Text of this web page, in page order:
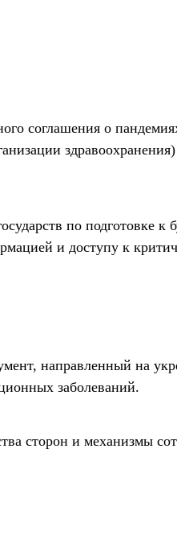
соглашения о
по подготовке
и доступу к
направленный на
заболеваний.
сторон и механизмы